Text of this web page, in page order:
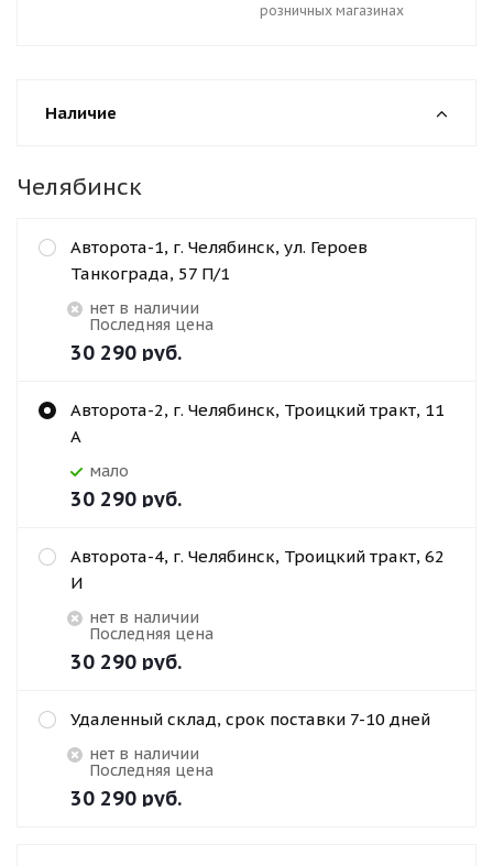
розничных магазинах
Наличие
Челябинск
Авторота-1, г. Челябинск, ул. Героев
Танкограда, 57 П/1
Нет в наличии
Последняя цена
30 290 руб.
Авторота-2, г. Челябинск, Троицкий тракт, 11
А
Мало
30 290 руб.
Авторота-4, г. Челябинск, Троицкий тракт, 62
И
Нет в наличии
Последняя цена
30 290 руб.
Удаленный склад, срок поставки 7-10 дней
Нет в наличии
Последняя цена
30 290 руб.